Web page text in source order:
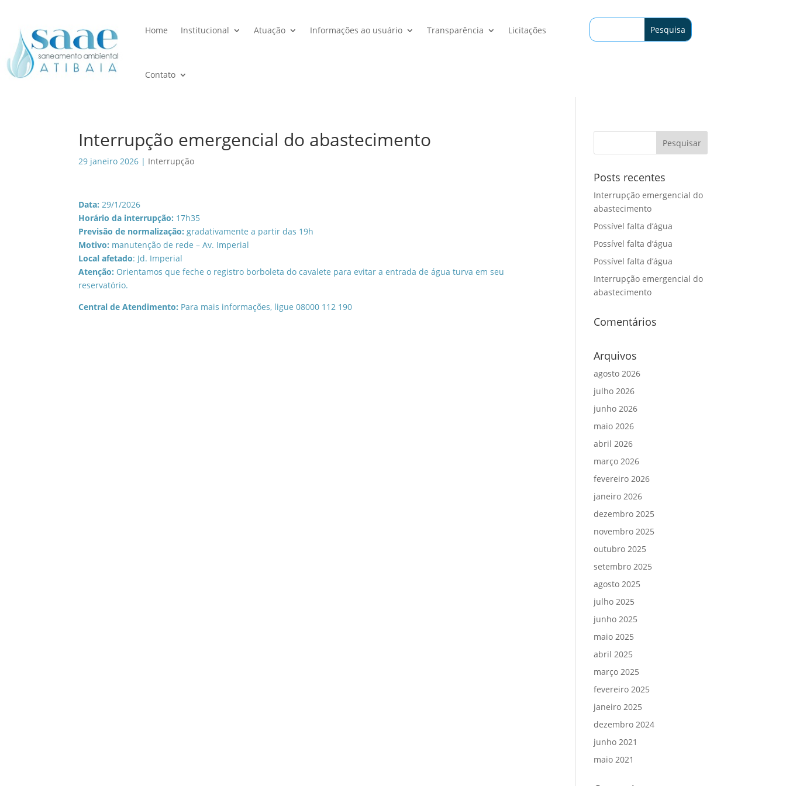
Home Institucional Atuação Informações ao usuário Transparência Licitações
Contato
Interrupção emergencial do abastecimento
29 janeiro 2026 | Interrupção
Data:29/1/2026
Horário da interrupção: 17h35
Previsão de normalização: gradativamente a partir das 19h
Motivo: manutenção de rede – Av. Imperial
Local afetado: Jd. Imperial
Atenção: Orientamos que feche o registro borboleta do cavalete para evitar a entrada de água turva em seu
reservatório.
Central de Atendimento: Para mais informações, ligue 08000 112 190
Posts recentes
Interrupção emergencial do
abastecimento
Possível falta d’água
Possível falta d’água
Possível falta d’água
Interrupção emergencial do
abastecimento
Comentários
Arquivos
agosto 2026
julho 2026
junho 2026
maio 2026
abril 2026
março 2026
fevereiro 2026
janeiro 2026
dezembro 2025
novembro 2025
outubro 2025
setembro 2025
agosto 2025
julho 2025
junho 2025
maio 2025
abril 2025
março 2025
fevereiro 2025
janeiro 2025
dezembro 2024
junho 2021
maio 2021